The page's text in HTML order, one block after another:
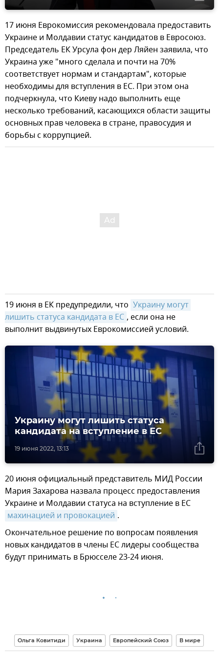
17 июня Еврокомиссия рекомендовала предоставить
Украине и Молдавии статус кандидатов в Евросоюз.
Председатель ЕК Урсула фон дер Ляйен заявила, что
Украина уже "много сделала и почти на 70%
соответствует нормам и стандартам", которые
необходимы для вступления в ЕС. При этом она
подчеркнула, что Киеву надо выполнить еще
несколько требований, касающихся области защиты
основных прав человека в стране, правосудия и
борьбы с коррупцией.
19 июня в ЕК предупредили, что Украину могут
лишить статуса кандидата в ЕС , если она не
выполнит выдвинутых Еврокомиссией условий.
19 июня 2022, 13:13
Украину могут лишить статуса
кандидата на вступление в ЕС
20 июня официальный представитель МИД России
Мария Захарова назвала процесс предоставления
Украине и Молдавии статуса на вступление в ЕС
махинацией и провокацией .
Окончательное решение по вопросам появления
новых кандидатов в члены ЕС лидеры сообщества
будут принимать в Брюсселе 23-24 июня.
Ольга Ковитиди Украина Европейский Союз В мире